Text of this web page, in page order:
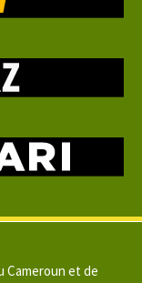
Cameroun et de